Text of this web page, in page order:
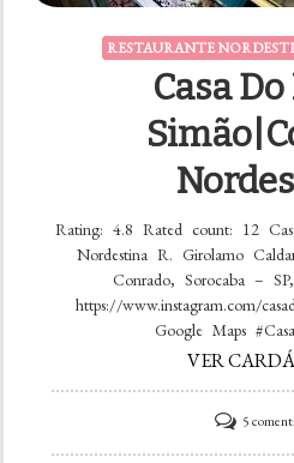
RESTAURANTE
Casa
Rating: 4.8 Rated count: 12
Nordestina R. Girolamo
Conrado, Sorocaba –
https://www.instagram.com/
Google Maps
VER
5